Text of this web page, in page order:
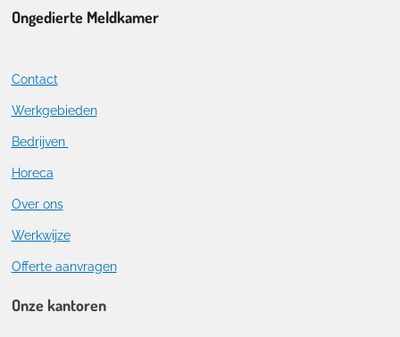
Ongedierte Meldkamer
Contact
Werkgebieden
Bedrijven
Horeca
Over ons
Werkwijze
Offerte aanvragen
Onze kantoren